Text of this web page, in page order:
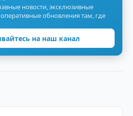
новости, эксклюзивные
обновления там, где
на наш канал